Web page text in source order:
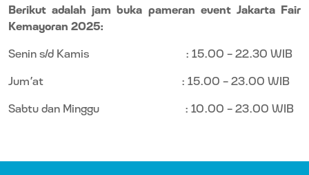
Berikut adalah jam buka pameran event Jakarta Fair
Kemayoran 2025:
Senin s/d Kamis
: 15.00 - 22.30 WIB
Jum’at
: 15.00 – 23.00 WIB
Sabtu dan Minggu
: 10.00 - 23.00 WIB